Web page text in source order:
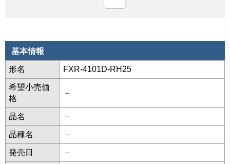
基本情報
形名 FXR-4101D-RH25
希望小売価
格
－
品名 －
品種名 －
発売日 －